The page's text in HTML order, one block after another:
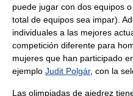
puede jugar con dos equipos
total de equipos sea impar).
individuales a las mejores
competición diferente para
mujeres que han participado
ejemplo Judit Polgár, con la
Las olimpiadas de ajedrez